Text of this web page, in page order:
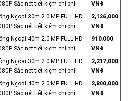
Sắc nét tiết kiệm chi phí
VNĐ
Ngoại 30m 2.0 MP FULL HD
Sắc nét tiết kiệm chi phí
3,136,000
VNĐ
Ngoại 40m 2.0 MP FULL HD
Sắc nét tiết kiệm chi phí
910,000
VNĐ
Ngoại 30m 2.0 MP FULL HD
Sắc nét tiết kiệm chi phí
2,217,000
VNĐ
Ngoại 40m 2.0 MP FULL HD
Sắc nét tiết kiệm chi phí
2,800,000
VNĐ